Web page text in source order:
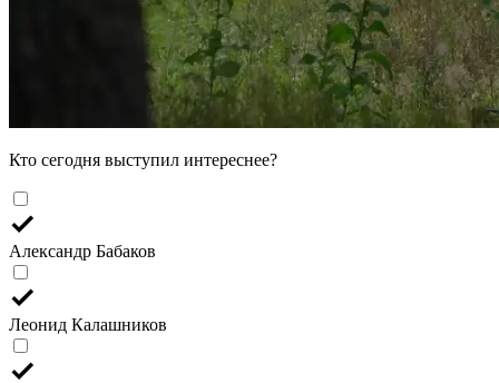
Кто сегодня выступил интереснее?
Александр Бабаков
Леонид Калашников